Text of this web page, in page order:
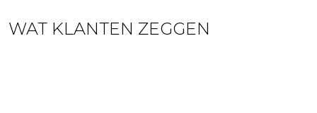
WAT KLANTEN ZEGGEN